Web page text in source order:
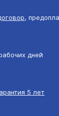
,
дней
5 лет